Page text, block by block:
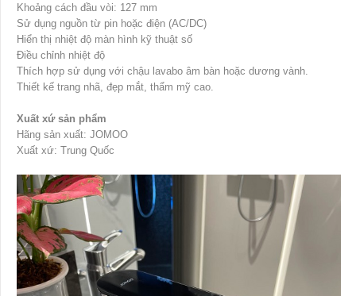
Khoảng cách đầu vòi: 127 mm
Sử dụng nguồn từ pin hoặc điện (AC/DC)
Hiển thị nhiệt độ màn hình kỹ thuật số
Điều chỉnh nhiệt độ
Thích hợp sử dụng với chậu lavabo âm bàn hoặc dương vành.
Thiết kế trang nhã, đẹp mắt, thẩm mỹ cao.
Xuất xứ sản phẩm
Hãng sản xuất: JOMOO
Xuất xứ: Trung Quốc